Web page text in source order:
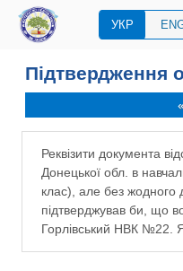
УКР
Підтвердження
Реквізити документа
Донецької обл. в
клас), але без жодного
підтверджував би, що
Горлівський НВК №22.